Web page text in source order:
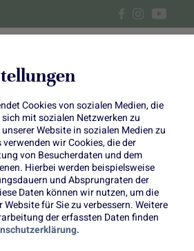
Cookies von sozialen Medien, die
mit sozialen Netzwerken zu
Website in sozialen Medien zu
wir Cookies, die der
von Besucherdaten und dem
Hierbei werden beispielsweise
und Absprungraten der
Daten können wir nutzen, um die
für Sie zu verbessern. Weitere
der erfassten Daten finden
Tartelettes
Tartelettes läuten wir den
uns in ferne, sonnige Länder.
Muffinhat diesen Traum für